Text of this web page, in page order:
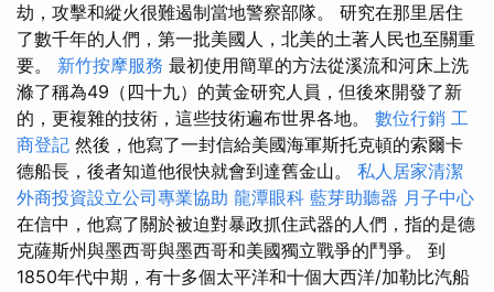
劫，攻擊和縱火很難遏制當地警察部隊。 研究在那里居住
了數千年的人們，第一批美國人，北美的土著人民也至關重
要。 新竹按摩服務 最初使用簡單的方法從溪流和河床上洗
滌了稱為49（四十九）的黃金研究人員，但後來開發了新
的，更複雜的技術，這些技術遍布世界各地。 數位行銷 工
商登記 然後，他寫了一封信給美國海軍斯托克頓的索爾卡
德船長，後者知道他很快就會到達舊金山。 私人居家清潔
外商投資設立公司專業協助 龍潭眼科 藍芽助聽器 月子中心
在信中，他寫了關於被迫對暴政抓住武器的人們，指的是德
克薩斯州與墨西哥與墨西哥和美國獨立戰爭的鬥爭。 到
1850年代中期，有十多個太平洋和十個大西洋/加勒比汽船